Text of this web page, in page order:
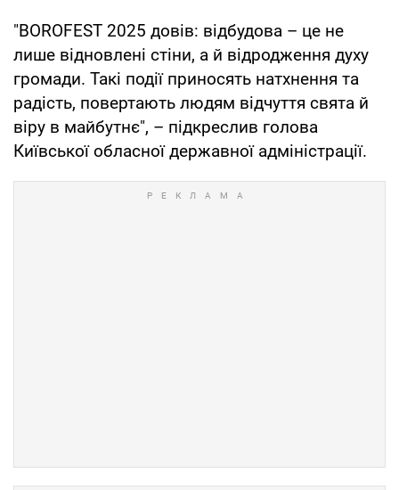
"BOROFEST 2025 довів: відбудова – це не
лише відновлені стіни, а й відродження духу
громади. Такі події приносять натхнення та
радість, повертають людям відчуття свята й
віру в майбутнє", – підкреслив голова
Київської обласної державної адміністрації.